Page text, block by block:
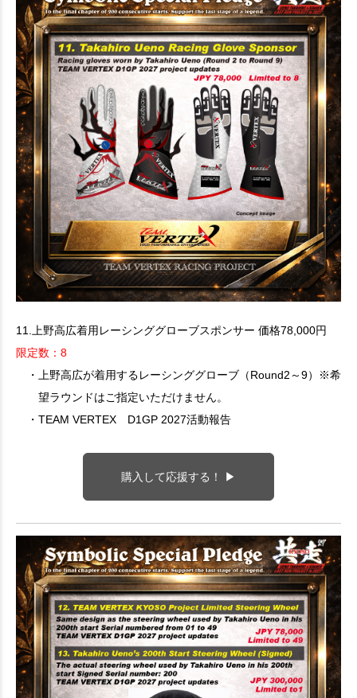
11.上野高広着用レーシンググローブスポンサー 価格78,000円
限定数：8
・上野高広が着用するレーシンググローブ（Round2～9）※希
望ラウンドはご指定いただけません。
・TEAM VERTEX D1GP 2027活動報告
購入して応援する！ ▶